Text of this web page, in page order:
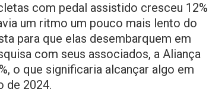
com pedal assistido cresceu 12%
um ritmo um pouco mais lento do
para que elas desembarquem em
com seus associados, a Aliança
o que significaria alcançar algo em
de 2024.